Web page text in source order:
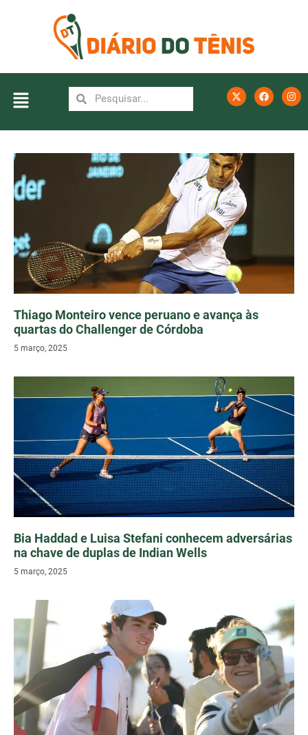
Thiago Monteiro vence peruano e avança às
quartas do Challenger de Córdoba
5 março, 2025
Bia Haddad e Luisa Stefani conhecem adversárias
na chave de duplas de Indian Wells
5 março, 2025